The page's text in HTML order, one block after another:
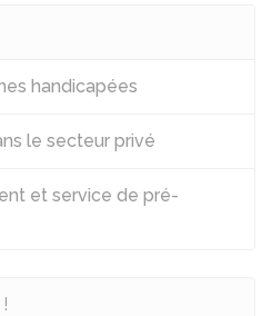
handicapées
le secteur privé
et service de pré-